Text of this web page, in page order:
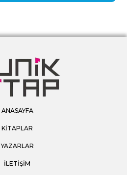
ANASAYFA
KİTAPLAR
YAZARLAR
İLETİŞİM